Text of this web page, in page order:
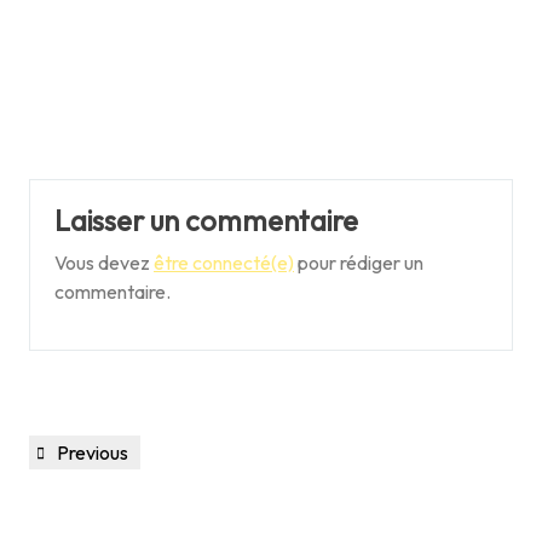
Laisser un commentaire
Vous devez être connecté(e) pour rédiger un
commentaire.
de
Previous
Previous